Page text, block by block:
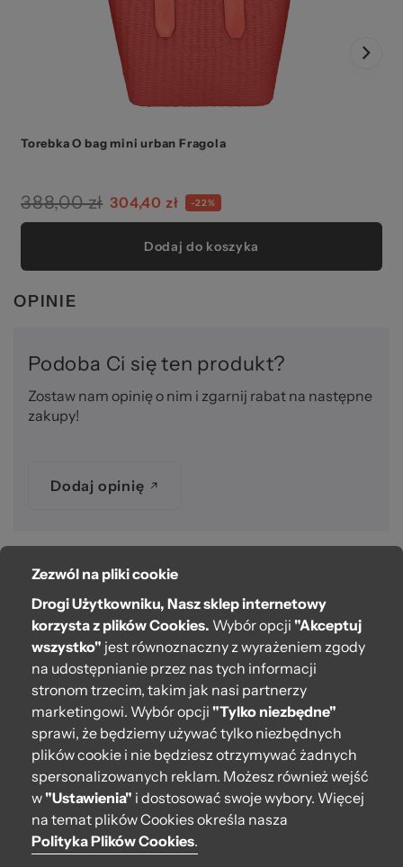
Torebka O bag mini urban Fragola
388,00 zł 304,40 zł -22%
Dodaj do koszyka
OPINIE
Podoba Ci się ten produkt?
Zostaw nam opinię o nim i zgarnij rabat na następne
zakupy!
Dodaj opinię
O bag
Pomoc
Moje O bag
Kontakt
222 571 414
bok@obagstore.pl
WhatsApp O bag Polska
Pon.-pt. w godz 08:00 - 16:00
Obserwuj nas
Zezwól na pliki cookie
Drogi Użytkowniku, Nasz sklep internetowy
korzysta z plików Cookies. Wybór opcji "Akceptuj
wszystko" jest równoznaczny z wyrażeniem zgody
na udostępnianie przez nas tych informacji
stronom trzecim, takim jak nasi partnerzy
marketingowi. Wybór opcji "Tylko niezbędne"
sprawi, że będziemy używać tylko niezbędnych
plików cookie i nie będziesz otrzymywać żadnych
spersonalizowanych reklam. Możesz również wejść
w"Ustawienia" i dostosować swoje wybory. Więcej
na temat plików Cookies określa nasza
Polityka Plików Cookies.